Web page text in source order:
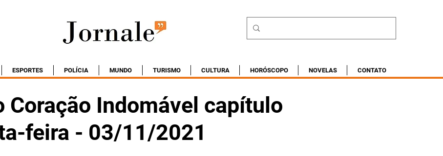
ESPORTES POLÍCIA MUNDO TURISMO CULTURA HORÓSCOPO NOVELAS CONTATO
Coração Indomável capítulo
feira - 03/11/2021